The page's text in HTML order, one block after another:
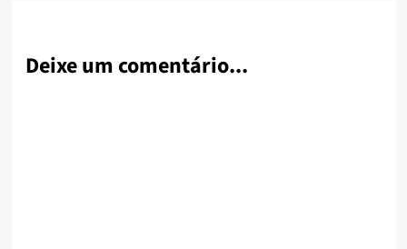
Deixe um comentário...